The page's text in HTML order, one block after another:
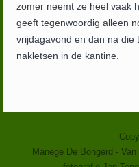
zomer neemt ze heel vaak
geeft tegenwoordig alleen
vrijdagavond en dan na die
nakletsen in de kantine.
Manege De Bongerd -